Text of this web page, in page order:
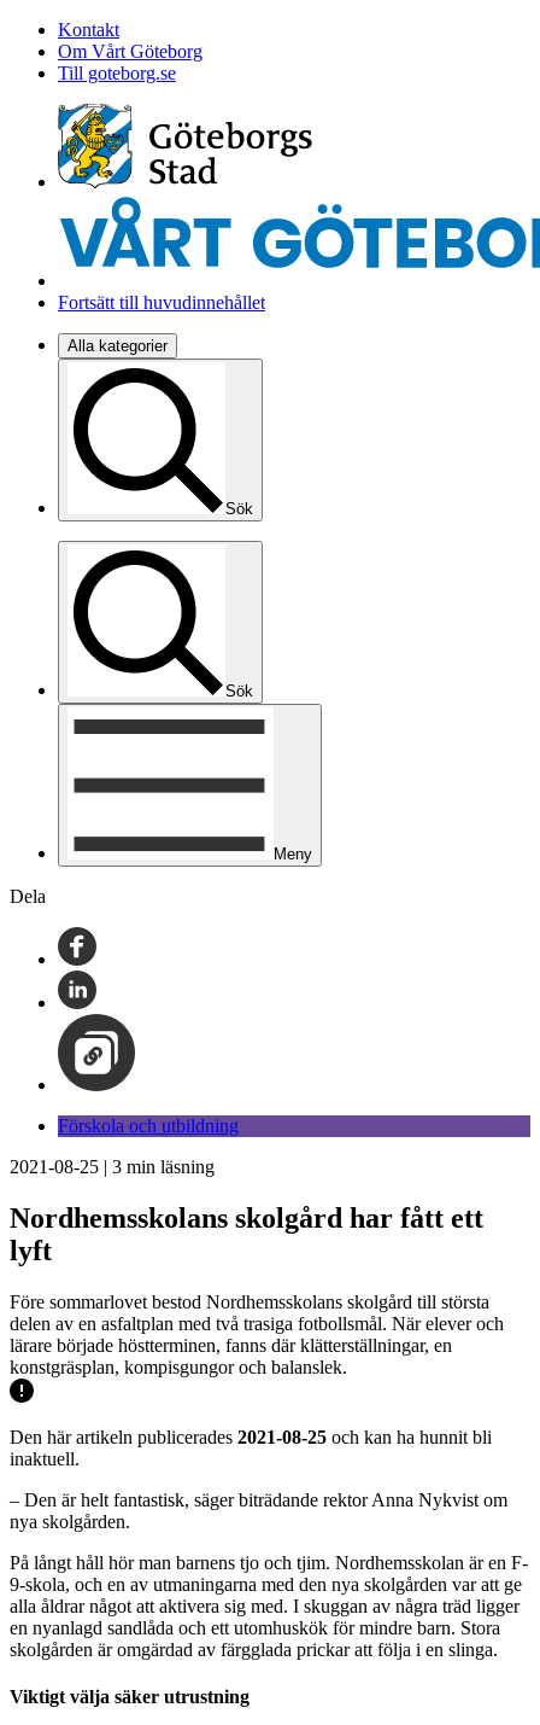
Kontakt
Om Vårt Göteborg
Till goteborg.se
Fortsätt till huvudinnehållet
Alla kategorier
Sök
Sök
Meny
Dela
Förskola och utbildning
2021-08-25 | 3 min läsning
Nordhemsskolans skolgård har fått ett
lyft
Före sommarlovet bestod Nordhemsskolans skolgård till största
delen av en asfaltplan med två trasiga fotbollsmål. När elever och
lärare började höstterminen, fanns där klätterställningar, en
konstgräsplan, kompisgungor och balanslek.
Den här artikeln publicerades 2021-08-25 och kan ha hunnit bli
inaktuell.
– Den är helt fantastisk, säger biträdande rektor Anna Nykvist om
nya skolgården.
På långt håll hör man barnens tjo och tjim. Nordhemsskolan är en F-
9-skola, och en av utmaningarna med den nya skolgården var att ge
alla åldrar något att aktivera sig med. I skuggan av några träd ligger
en nyanlagd sandlåda och ett utomhuskök för mindre barn. Stora
skolgården är omgärdad av färgglada prickar att följa i en slinga.
Viktigt välja säker utrustning